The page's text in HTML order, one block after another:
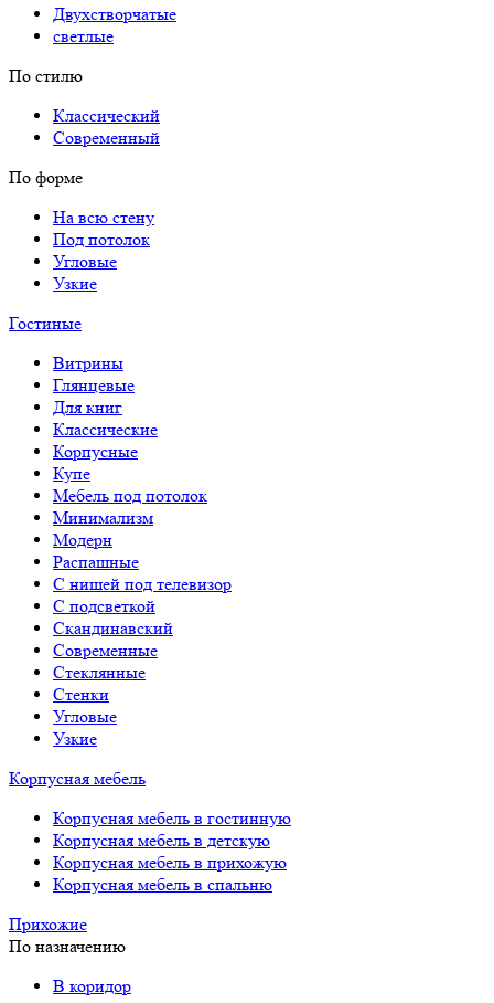
Двухстворчатые
светлые
По стилю
Классический
Современный
По форме
На всю стену
Под потолок
Угловые
Узкие
Гостиные
Витрины
Глянцевые
Для книг
Классические
Корпусные
Купе
Мебель под потолок
Минимализм
Модерн
Распашные
С нишей под телевизор
С подсветкой
Скандинавский
Современные
Стеклянные
Стенки
Угловые
Узкие
Корпусная мебель
Корпусная мебель в гостинную
Корпусная мебель в детскую
Корпусная мебель в прихожую
Корпусная мебель в спальню
Прихожие
По назначению
В коридор